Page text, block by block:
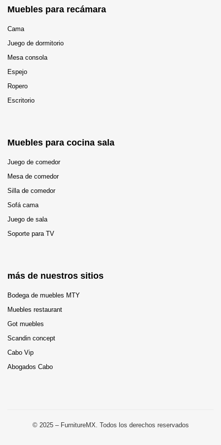
Muebles para recámara
Cama
Juego de dormitorio
Mesa consola
Espejo
Ropero
Escritorio
Muebles para cocina sala
Juego de comedor
Mesa de comedor
Silla de comedor
Sofá cama
Juego de sala
Soporte para TV
más de nuestros sitios
Bodega de muebles MTY
Muebles restaurant
Got muebles
Scandin concept
Cabo Vip
Abogados Cabo
© 2025 – FurnitureMX. Todos los derechos reservados